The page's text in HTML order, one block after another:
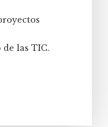
las TIC.